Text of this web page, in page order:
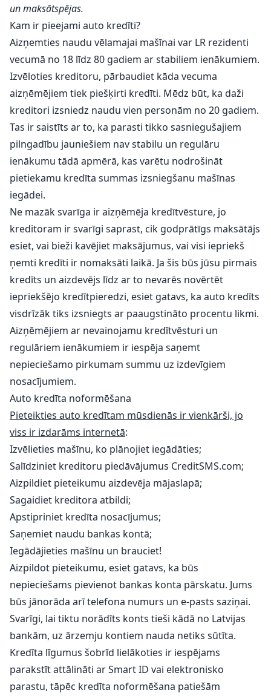
un maksātspējas.
Kam ir pieejami auto kredīti?
Aizņemties naudu vēlamajai mašīnai var LR rezidenti
vecumā no 18 līdz 80 gadiem ar stabiliem ienākumiem.
Izvēloties kreditoru, pārbaudiet kāda vecuma
aizņēmējiem tiek piešķirti kredīti. Mēdz būt, ka daži
kreditori izsniedz naudu vien personām no 20 gadiem.
Tas ir saistīts ar to, ka parasti tikko sasniegušajiem
pilngadību jauniešiem nav stabilu un regulāru
ienākumu tādā apmērā, kas varētu nodrošināt
pietiekamu kredīta summas izsniegšanu mašīnas
iegādei.
Ne mazāk svarīga ir aizņēmēja kredītvēsture, jo
kreditoram ir svarīgi saprast, cik godprātīgs maksātājs
esiet, vai bieži kavējiet maksājumus, vai visi iepriekš
ņemti kredīti ir nomaksāti laikā. Ja šis būs jūsu pirmais
kredīts un aizdevējs līdz ar to nevarēs novērtēt
iepriekšējo kredītpieredzi, esiet gatavs, ka auto kredīts
visdrīzāk tiks izsniegts ar paaugstināto procentu likmi.
Aizņēmējiem ar nevainojamu kredītvēsturi un
regulāriem ienākumiem ir iespēja saņemt
nepieciešamo pirkumam summu uz izdevīgiem
nosacījumiem.
Auto kredīta noformēšana
Pieteikties auto kredītam mūsdienās ir vienkārši, jo
viss ir izdarāms internetā:
Izvēlieties mašīnu, ko plānojiet iegādāties;
Salīdziniet kreditoru piedāvājumus CreditSMS.com;
Aizpildiet pieteikumu aizdevēja mājaslapā;
Sagaidiet kreditora atbildi;
Apstipriniet kredīta nosacījumus;
Saņemiet naudu bankas kontā;
Iegādājieties mašīnu un brauciet!
Aizpildot pieteikumu, esiet gatavs, ka būs
nepieciešams pievienot bankas konta pārskatu. Jums
būs jānorāda arī telefona numurs un e-pasts saziņai.
Svarīgi, lai tiktu norādīts konts tieši kādā no Latvijas
bankām, uz ārzemju kontiem nauda netiks sūtīta.
Kredīta līgumus šobrīd lielākoties ir iespējams
parakstīt attālināti ar Smart ID vai elektronisko
parastu, tāpēc kredīta noformēšana patiešām